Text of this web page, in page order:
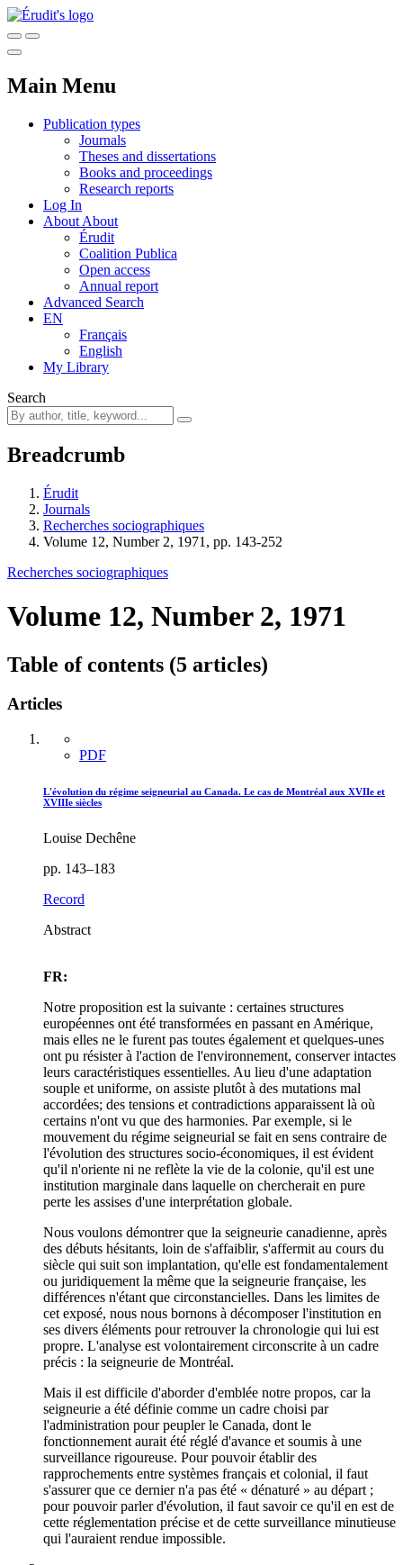
Main Menu
Publication types
Journals
Theses and dissertations
Books and proceedings
Research reports
Log In
About About
Érudit
Coalition Publica
Open access
Annual report
Advanced Search
EN
Français
English
My Library
Search
Breadcrumb
Érudit
Journals
Recherches sociographiques
Volume 12, Number 2, 1971, pp. 143-252
Recherches sociographiques
Volume 12, Number 2, 1971
Table of contents (5 articles)
Articles
PDF
L'évolution du régime seigneurial au Canada. Le cas de Montréal aux XVIIe et
XVIIIe siècles
Louise Dechêne
pp. 143–183
Record
Abstract
FR:
Notre proposition est la suivante : certaines structures
européennes ont été transformées en passant en Amérique,
mais elles ne le furent pas toutes également et quelques-unes
ont pu résister à l'action de l'environnement, conserver intactes
leurs caractéristiques essentielles. Au lieu d'une adaptation
souple et uniforme, on assiste plutôt à des mutations mal
accordées; des tensions et contradictions apparaissent là où
certains n'ont vu que des harmonies. Par exemple, si le
mouvement du régime seigneurial se fait en sens contraire de
l'évolution des structures socio-économiques, il est évident
qu'il n'oriente ni ne reflète la vie de la colonie, qu'il est une
institution marginale dans laquelle on chercherait en pure
perte les assises d'une interprétation globale.
Nous voulons démontrer que la seigneurie canadienne, après
des débuts hésitants, loin de s'affaiblir, s'affermit au cours du
siècle qui suit son implantation, qu'elle est fondamentalement
ou juridiquement la même que la seigneurie française, les
différences n'étant que circonstancielles. Dans les limites de
cet exposé, nous nous bornons à décomposer l'institution en
ses divers éléments pour retrouver la chronologie qui lui est
propre. L'analyse est volontairement circonscrite à un cadre
précis : la seigneurie de Montréal.
Mais il est difficile d'aborder d'emblée notre propos, car la
seigneurie a été définie comme un cadre choisi par
l'administration pour peupler le Canada, dont le
fonctionnement aurait été réglé d'avance et soumis à une
surveillance rigoureuse. Pour pouvoir établir des
rapprochements entre systèmes français et colonial, il faut
s'assurer que ce dernier n'a pas été « dénaturé » au départ ;
pour pouvoir parler d'évolution, il faut savoir ce qu'il en est de
cette réglementation précise et de cette surveillance minutieuse
qui l'auraient rendue impossible.